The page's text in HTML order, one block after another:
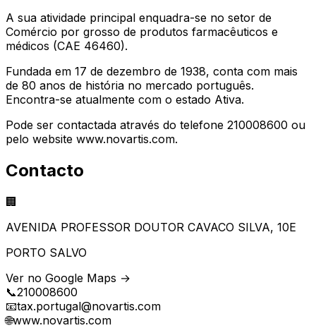
A sua atividade principal enquadra-se no setor de
Comércio por grosso de produtos farmacêuticos e
médicos (CAE 46460).
Fundada em 17 de dezembro de 1938, conta com mais
de 80 anos de história no mercado português.
Encontra-se atualmente com o estado Ativa.
Pode ser contactada através do telefone 210008600 ou
pelo website www.novartis.com.
Contacto
🏢
AVENIDA PROFESSOR DOUTOR CAVACO SILVA, 10E
PORTO SALVO
Ver no Google Maps →
📞210008600
📧tax.portugal@novartis.com
🌐www.novartis.com